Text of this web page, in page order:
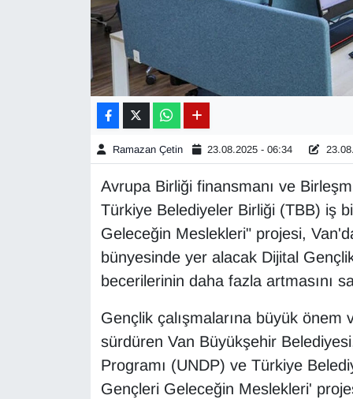
Ramazan Çetin 23.08.2025 - 06:34
Avrupa Birliği finansmanı ve
Türkiye Belediyeler Birliği (TBB) iş
Geleceğin Meslekleri" projesi,
bünyesinde yer alacak Dijital
becerilerinin daha fazla artmasını
Gençlik çalışmalarına büyük önem
sürdüren Van Büyükşehir
Programı (UNDP) ve Türkiye
Gençleri Geleceğin Meslekleri'
En çok konuşulanlar
GENEL
Gündem
HABERDE İNSAN
Kamu Alımları
Kim Kimdir?